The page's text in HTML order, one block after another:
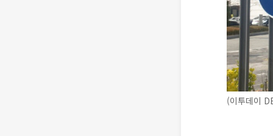
(이투데이